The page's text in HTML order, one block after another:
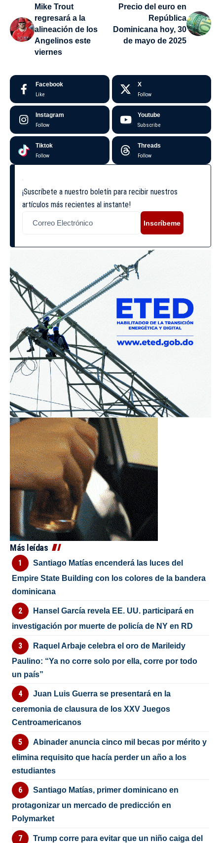
Mike Trout
regresará a la
alineación de los
Angelinos este
viernes
Precio del euro en
República
Dominicana hoy, 30
de mayo de 2025
Facebook
Like
X
Follow
Instagram
Follow
Youtube
Subscribe
Tiktok
Follow
Threads
Follow
¡Suscríbete a nuestro boletín para recibir nuestros
artículos más recientes al instante!
Inscríbeme
Más leídas
Santiago Matías encenderá las luces del
Empire State Building con los colores de la bandera
dominicana
Hansel García revela EE. UU. participará en
investigación por muerte de policía de NY en RD
Raquel Arbaje celebra el oro de Marileidy
Paulino: “Ya no corre solo por ella, corre por todo
un país”
Juan Luis Guerra se presentará en la
ceremonia de clausura de los XXV Juegos
Centroamericanos
Abinader anuncia cinco mil becas por mérito y
elimina requisito que hacía perder un año a los
estudiantes
Santiago Matías, primer dominicano en
protagonizar un mercado de predicción en
Polymarket
Trump corre para evitar que un niño caiga del